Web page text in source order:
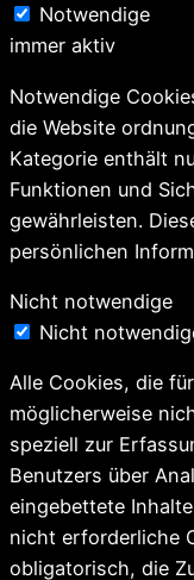
Notwendige
immer aktiv
Notwendige
die Website
Kategorie enthält
Funktionen und
gewährleisten.
persönlichen
Nicht notwendige
Nicht
Alle Cookies, die
möglicherweise
speziell zur
Benutzers über
eingebettete
nicht erforderliche
obligatorisch, die